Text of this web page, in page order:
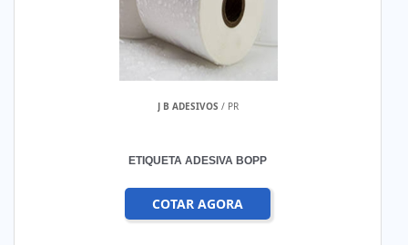
J B ADESIVOS / PR
ETIQUETA ADESIVA BOPP
COTAR AGORA